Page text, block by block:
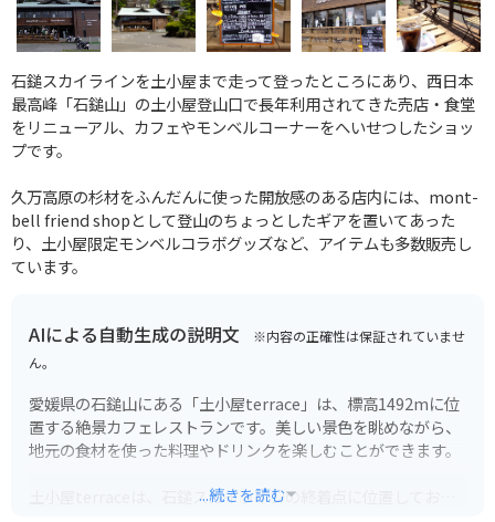
石鎚スカイラインを土小屋まで走って登ったところにあり、西日本
最高峰「石鎚山」の土小屋登山口で長年利用されてきた売店・食堂
をリニューアル、カフェやモンベルコーナーをへいせつしたショッ
プです。
久万高原の杉材をふんだんに使った開放感のある店内には、mont-
bell friend shopとして登山のちょっとしたギアを置いてあった
り、土小屋限定モンベルコラボグッズなど、アイテムも多数販売し
ています。
AIによる自動生成の説明文 ※内容の正確性は保証されていませ
ん。
愛媛県の石鎚山にある「土小屋terrace」は、標高1492mに位
置する絶景カフェレストランです。美しい景色を眺めながら、
地元の食材を使った料理やドリンクを楽しむことができます。
土小屋terraceは、石鎚スカイラインの終着点に位置してお
...続きを読む